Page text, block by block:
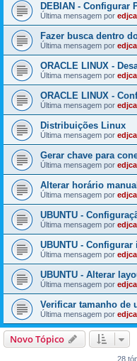
DEBIAN - Configurar
Última mensagem por
Fazer busca dentro
Última mensagem por
ORACLE LINUX -
Última mensagem por
ORACLE LINUX -
Última mensagem por
Distribuições Linux
Última mensagem por
Gerar chave para
Última mensagem por
Alterar horário
Última mensagem por
UBUNTU -
Última mensagem por
UBUNTU - Configurar
Última mensagem por
UBUNTU - Alterar
Última mensagem por
Verificar tamanho de
Última mensagem por
Novo Tópico
28